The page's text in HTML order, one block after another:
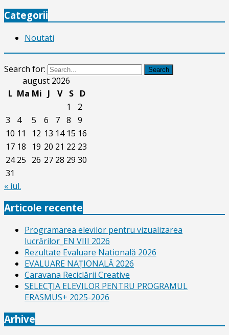
Categorii
Noutati
Search for: Search
august 2026
L Ma Mi J V S
D
1
2
3
4 5 6 7 8
9
10 11 12 13 14 15 16
17 18 19 20 21 22 23
24 25 26 27 28 29 30
31
« iul.
Articole recente
Programarea elevilor pentru vizualizarea
lucrărilor_EN VIII 2026
Rezultate Evaluare Natională 2026
EVALUARE NAŢIONALĂ 2026
Caravana Reciclării Creative
SELECŢIA ELEVILOR PENTRU PROGRAMUL
ERASMUS+ 2025-2026
Arhive